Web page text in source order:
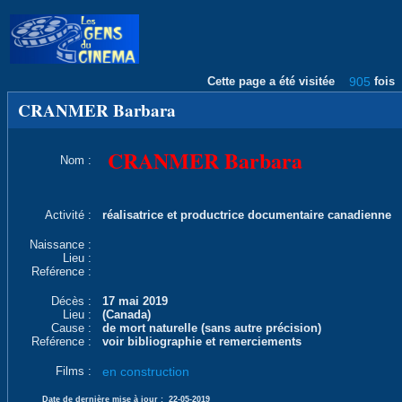
Cette page a été visitée 905 fois
CRANMER Barbara
Nom : CRANMER Barbara
Activité : réalisatrice et productrice documentaire canadienne
Naissance :
Lieu :
Reférence :
Décès :
17 mai 2019
Lieu :
(Canada)
Cause :
de mort naturelle (sans autre précision)
Reférence :
voir bibliographie et remerciements
Films : en construction
Date de dernière mise à jour : 22-05-2019